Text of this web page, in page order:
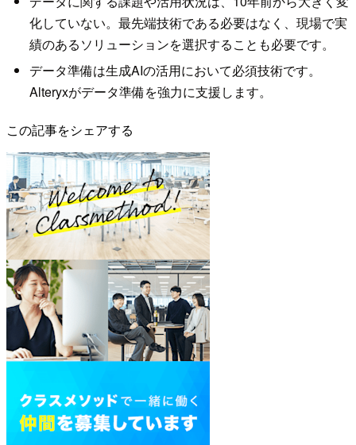
化していない。最先端技術である必要はなく、現場で実
績のあるソリューションを選択することも必要です。
データ準備は生成AIの活用において必須技術です。
Alteryxがデータ準備を強力に支援します。
この記事をシェアする